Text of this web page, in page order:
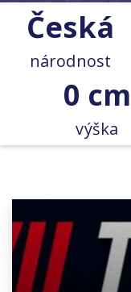
Česká
národnost
0 cm
výška